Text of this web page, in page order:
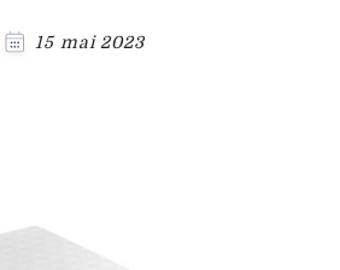
15 mai 2023